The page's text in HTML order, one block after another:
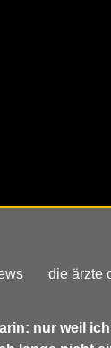
die ärzte
nur weil